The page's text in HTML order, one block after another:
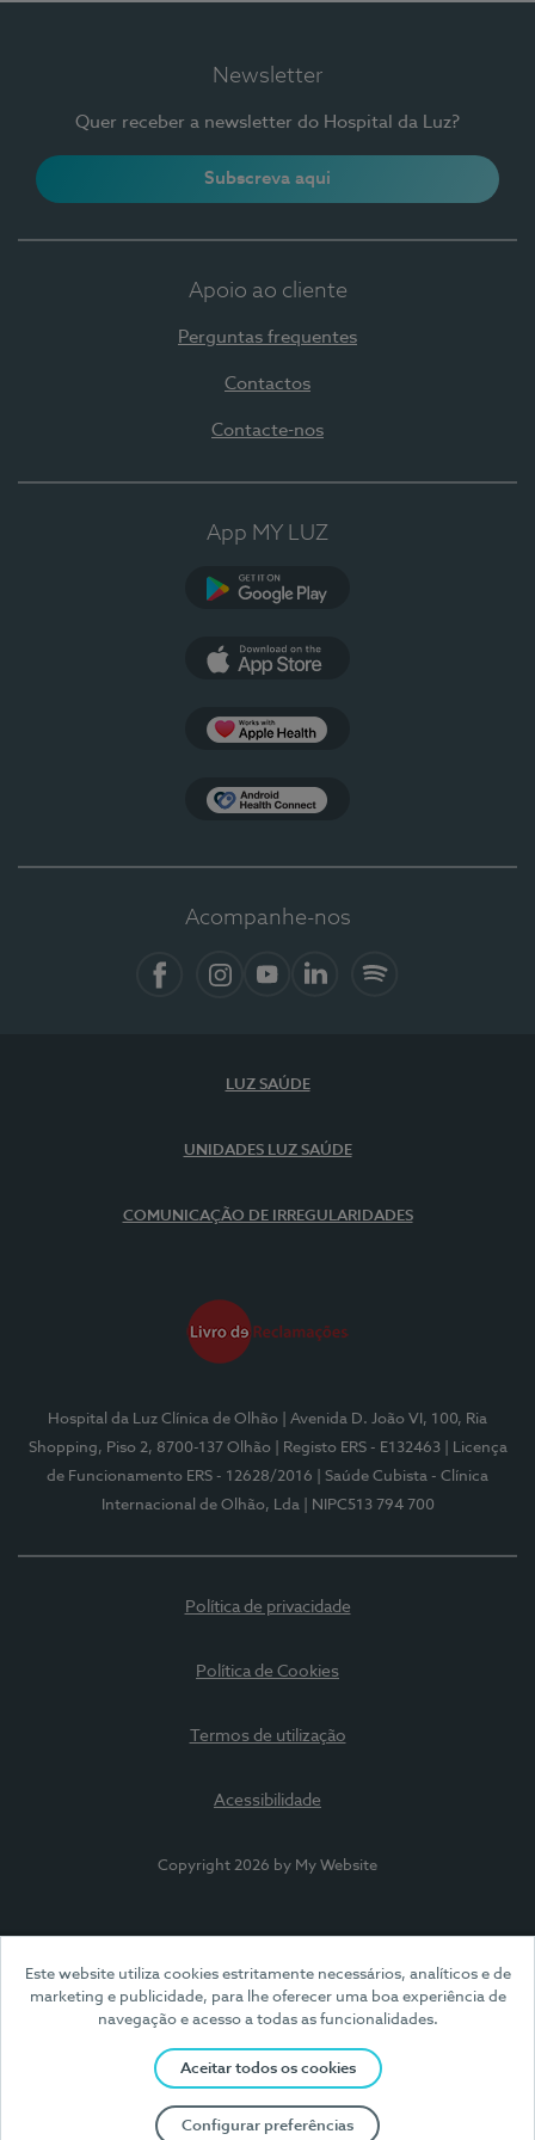
Este website utiliza cookies estritamente necessários, analíticos e de
marketing e publicidade, para lhe oferecer uma boa experiência de
navegação e acesso a todas as funcionalidades.
Aceitar todos os cookies
Configurar preferências
Newsletter
Quer receber a newsletter do Hospital da Luz?
Subscreva aqui
Apoio ao cliente
Perguntas frequentes
Contactos
Contacte-nos
App MY LUZ
Acompanhe-nos
LUZ SAÚDE
UNIDADES LUZ SAÚDE
COMUNICAÇÃO DE IRREGULARIDADES
Hospital da Luz Clínica de Olhão
| Avenida D. João VI, 100, Ria
Shopping, Piso 2, 8700-137 Olhão
| Registo ERS - E132463
| Licença
de Funcionamento ERS - 12628/2016
| Saúde Cubista - Clínica
Internacional de Olhão, Lda
| NIPC513 794 700
Política de privacidade
Política de Cookies
Termos de utilização
Acessibilidade
Copyright 2026 by My Website